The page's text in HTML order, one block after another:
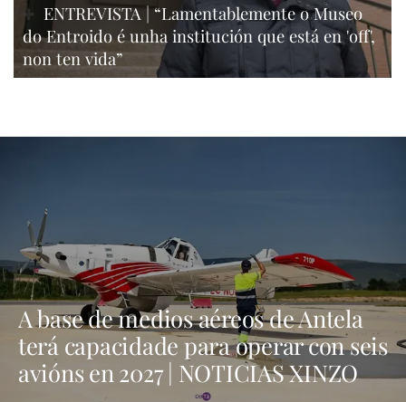
ENTREVISTA | “Lamentablemente o Museo
do Entroido é unha institución que está en 'off',
non ten vida”
A base de medios aéreos de Antela
terá capacidade para operar con seis
avións en 2027 | NOTICIAS XINZO